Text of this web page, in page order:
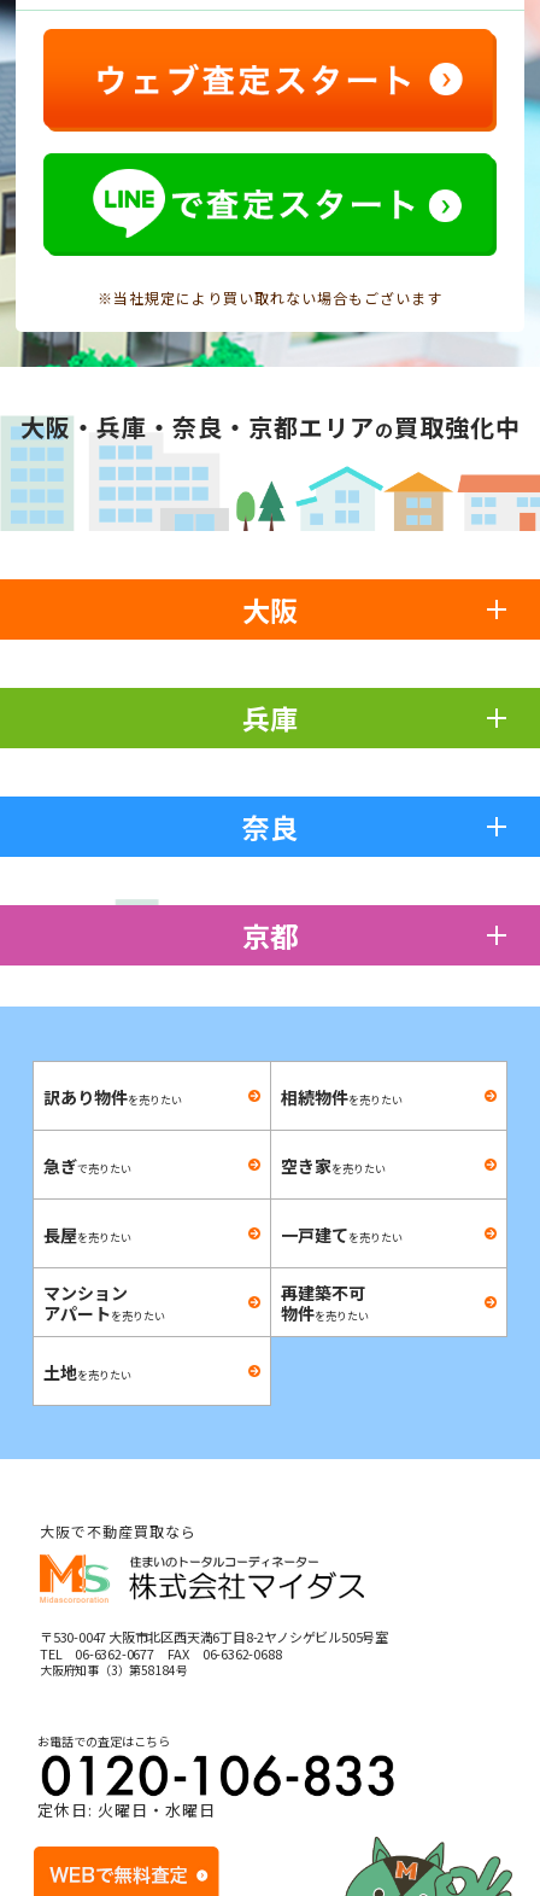
※当社規定により買い取れない場合もございます
大阪・兵庫・奈良・京都エリアの買取強化中
大阪
兵庫
奈良
京都
訳あり物件を売りたい 相続物件を売りたい
急ぎで売りたい 空き家を売りたい
長屋を売りたい 一戸建てを売りたい
マンション
アパートを売りたい
再建築不可
物件を売りたい
土地を売りたい
大阪で不動産買取なら
〒530-0047 大阪市北区西天満6丁目8-2ヤノシゲビル505号室
TEL 06-6362-0677FAX 06-6362-0688
大阪府知事（3）第58184号
お電話での査定はこちら
定休日: 火曜日・水曜日